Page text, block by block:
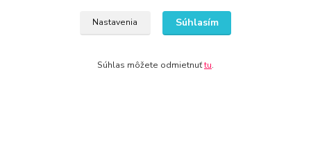
Nastavenia Súhlasím
Súhlas môžete odmietnuťtu.